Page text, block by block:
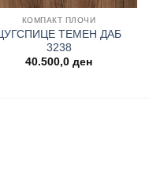
КОМПАКТ ПЛОЧИ
ЦУГСПИЦЕ ТЕМЕН ДАБ
3238
40.500,0 ден